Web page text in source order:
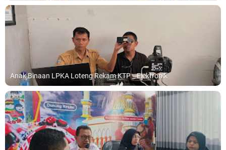
Anak Binaan LPKA Loteng Rekam KTP _ Elektronik